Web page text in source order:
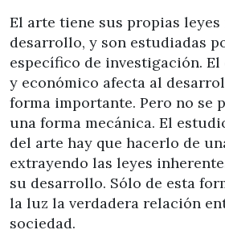
El arte tiene sus propias leyes
desarrollo, y son estudiadas
específico de investigación.
y económico afecta al
forma importante. Pero no se
una forma mecánica. El
del arte hay que hacerlo de
extrayendo las leyes
su desarrollo. Sólo de esta
la luz la verdadera relación
sociedad.